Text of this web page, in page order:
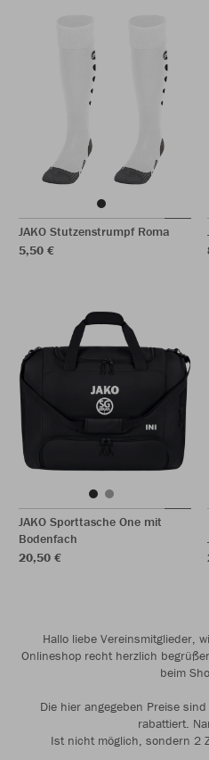
JAKO Stutzenstrumpf Roma
5,50 €
JAKO Sporttasche One mit
Bodenfach
20,50 €
Hallo liebe Vereinsmitglieder,
Onlineshop recht herzlich
beim
Die hier angegeben Preise
rabattiert.
Ist nicht möglich, sondern 2